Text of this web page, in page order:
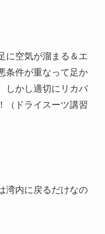
に空気が溜まる＆エ
条件が重なって足か
しかし適切にリカバ
（ドライスーツ講習
湾内に戻るだけなの